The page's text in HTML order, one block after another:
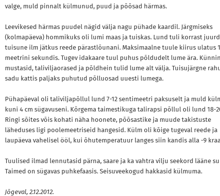
valge, muld pinnalt külmunud, puud ja põõsad härmas.
Leevikesed härmas puudel nägid välja nagu pühade kaardil. Järgmiseks
(kolmapäeva) hommikuks oli lumi maas ja tuiskas. Lund tuli korrast
tuisune ilm jätkus reede pärastlõunani. Maksimaalne tuule kiirus ulatus
meetrini sekundis. Tugev idakaare tuul puhus põldudelt lume ära.
mustasid, taliviljaorased ja põldhein tulid lume alt välja. Tuisujärgne
sadu kattis paljaks puhutud põlluosad uuesti lumega.
Pühapäeval oli taliviljapõllul lund 7-12 sentimeetri paksuselt ja muld
kuni 4 cm sügavuseni. Kõrgema taimestikuga talirapsi põllul oli lund 18-
Ringi sõites võis kohati näha hoonete, põõsastike ja muude takistuste
läheduses ligi poolemeetriseid hangesid. Külm oli kõige tugeval reede ja
laupäeva vahelisel ööl, kui õhutemperatuur langes siin kandis alla -9
Tuulised ilmad lennutasid pärna, saare ja ka vahtra vilju seekord lääne
Taimed on sügavas puhkefaasis. Seisuveekogud hakkasid külmuma.
Jõgeval, 2.12.2012.